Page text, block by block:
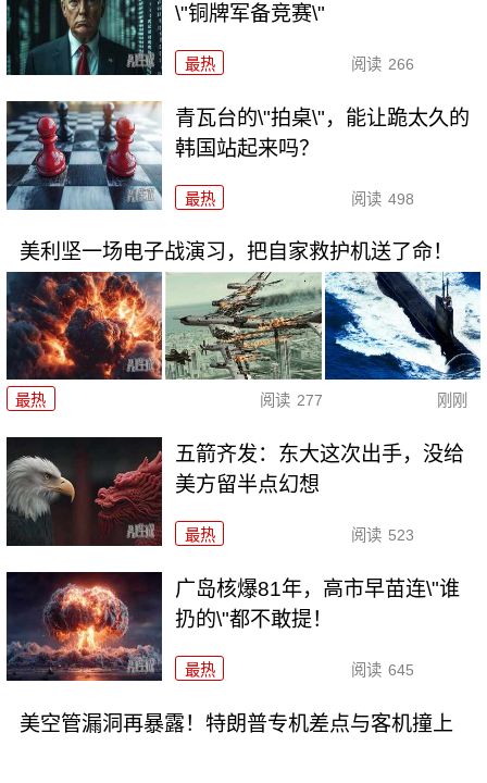
\"铜牌军备竞赛\"
最热 阅读 266
青瓦台的\"拍桌\"，能让跪太久的
韩国站起来吗？
最热 阅读 498
美利坚一场电子战演习，把自家救护机送了命！
最热 阅读 277 刚刚
五箭齐发：东大这次出手，没给
美方留半点幻想
最热 阅读 523
广岛核爆81年，高市早苗连\"谁
扔的\"都不敢提！
最热 阅读 645
美空管漏洞再暴露！特朗普专机差点与客机撞上